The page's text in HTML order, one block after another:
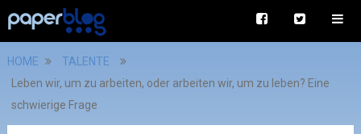
HOME
TALENTE
Leben wir, um zu arbeiten, oder arbeiten wir, um zu leben? Eine
schwierige Frage